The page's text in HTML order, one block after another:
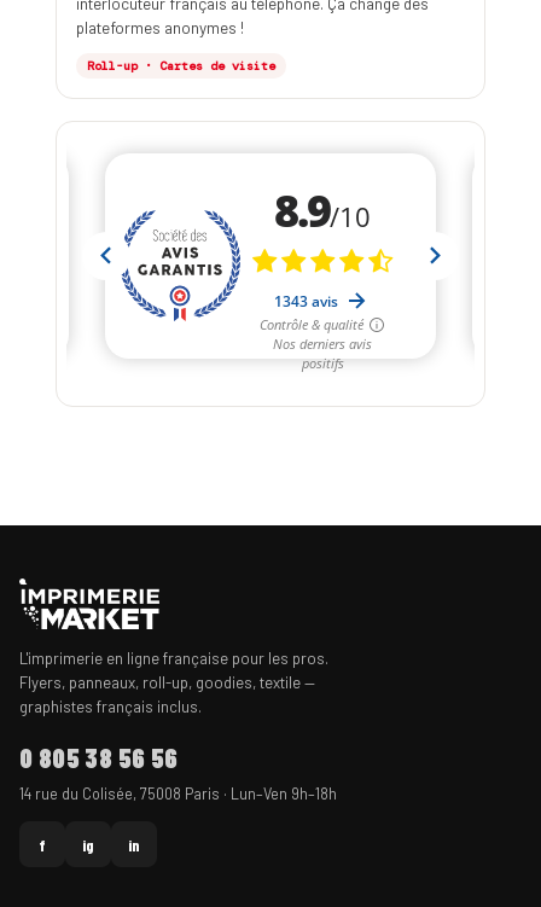
plateformes anonymes !
Roll-up · Cartes de visite
L'imprimerie en ligne française pour les pros.
Flyers, panneaux, roll-up, goodies, textile —
graphistes français inclus.
0 805 38 56 56
14 rue du Colisée, 75008 Paris · Lun–Ven 9h–18h
f ig in